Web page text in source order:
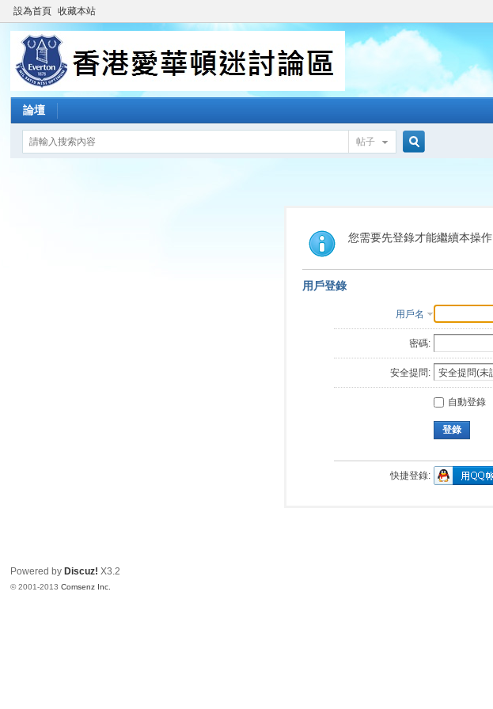
設為首頁 收藏本站
論壇
帖子
索
您需要先登錄才能繼續本操作
用戶登錄
用戶名
密碼:
安全提問:
自動登錄
登錄
快捷登錄:
Powered by Discuz! X3.2
© 2001-2013Comsenz Inc.